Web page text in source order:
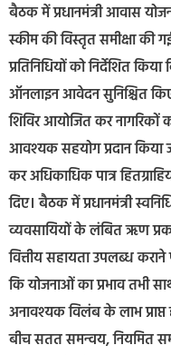
बैठक में प्रधानमंत्री आवास
स्कीम की विस्तृत समीक्षा की
प्रतिनिधियों को निर्देशित
ऑनलाइन आवेदन सुनिश्चित
शिविर आयोजित कर
आवश्यक सहयोग प्रदान किया
कर अधिकाधिक पात्र
दिए। बैठक में प्रधानमंत्री
व्यवसायियों के लंबित ऋण
वित्तीय सहायता उपलब्ध
कि योजनाओं का प्रभाव तभी
अनावश्यक विलंब के लाभ
बीच सतत समन्वय, नियमित